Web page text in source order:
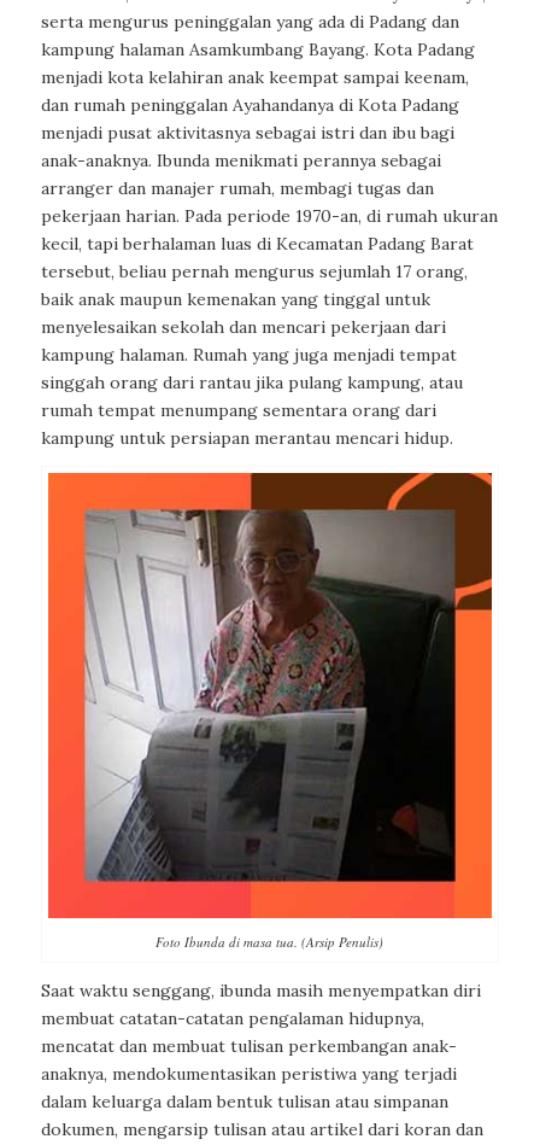
serta mengurus peninggalan yang ada di Padang dan
kampung halaman Asamkumbang Bayang. Kota Padang
menjadi kota kelahiran anak keempat sampai keenam,
dan rumah peninggalan Ayahandanya di Kota Padang
menjadi pusat aktivitasnya sebagai istri dan ibu bagi
anak-anaknya. Ibunda menikmati perannya sebagai
arranger dan manajer rumah, membagi tugas dan
pekerjaan harian. Pada periode 1970-an, di rumah ukuran
kecil, tapi berhalaman luas di Kecamatan Padang Barat
tersebut, beliau pernah mengurus sejumlah 17 orang,
baik anak maupun kemenakan yang tinggal untuk
menyelesaikan sekolah dan mencari pekerjaan dari
kampung halaman. Rumah yang juga menjadi tempat
singgah orang dari rantau jika pulang kampung, atau
rumah tempat menumpang sementara orang dari
kampung untuk persiapan merantau mencari hidup.
Foto Ibunda di masa tua. (Arsip Penulis)
Saat waktu senggang, ibunda masih menyempatkan diri
membuat catatan-catatan pengalaman hidupnya,
mencatat dan membuat tulisan perkembangan anak-
anaknya, mendokumentasikan peristiwa yang terjadi
dalam keluarga dalam bentuk tulisan atau simpanan
dokumen, mengarsip tulisan atau artikel dari koran dan